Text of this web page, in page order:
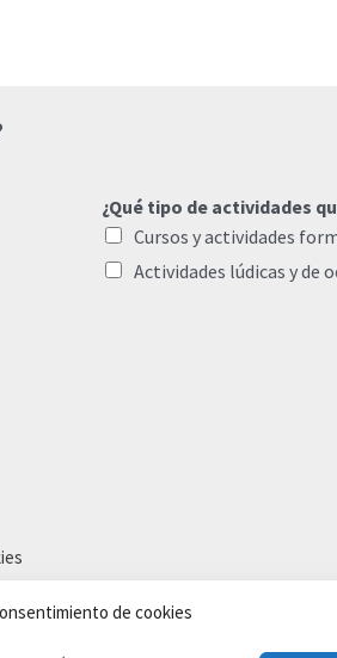
de cookies
¿Qué tipo de actividades
Cursos y actividades
Actividades lúdicas y de